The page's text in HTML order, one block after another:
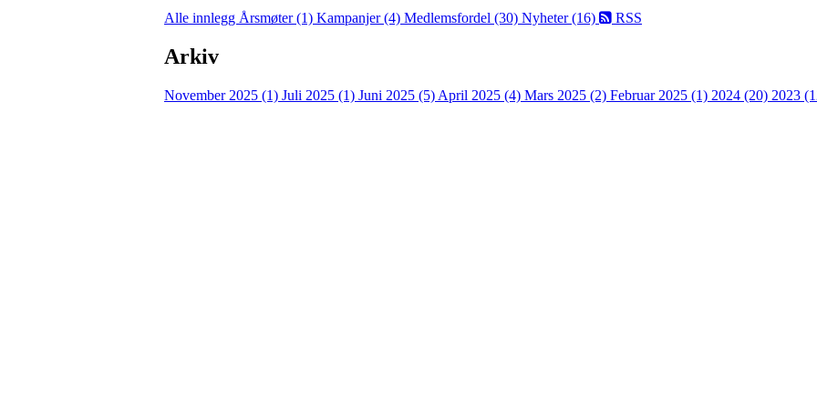
Alle innlegg Årsmøter (1) Kampanjer (4) Medlemsfordel (30) Nyheter (16) RSS
Arkiv
November 2025 (1) Juli 2025 (1) Juni 2025 (5) April 2025 (4) Mars 2025 (2) Februar 2025 (1) 2024 (20) 2023